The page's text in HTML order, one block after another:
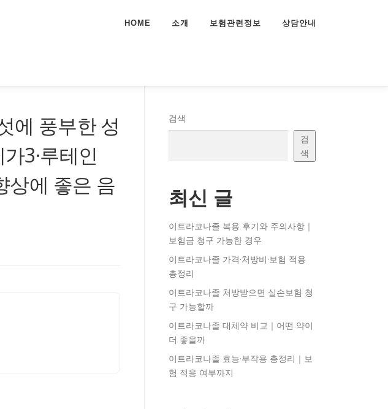
HOME 소개 보험관련정보 상담안내
에 풍부한 성
3·루테인
상에 좋은 음
검색
검
색
최신 글
이트라코나졸 복용 후기와 주의사항｜
보험금 청구 가능한 경우
이트라코나졸 가격·처방비·보험 적용
총정리
이트라코나졸 처방받으면 실손보험 청
구 가능할까
이트라코나졸 대체약 비교｜어떤 약이
더 좋을까
이트라코나졸 효능·부작용 총정리｜보
험 적용 여부까지